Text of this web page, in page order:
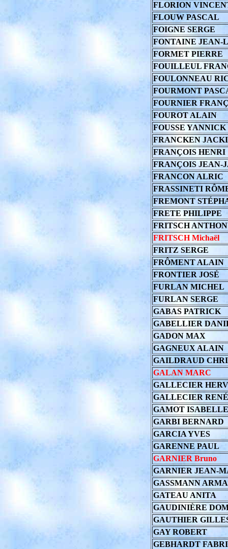
FLORION
FLOUW PASCAL
FOIGNE SERGE
FONTAINE JEAN-
FORMET PIERRE
FOUILLEUL
FOULONNEAU
FOURMONT
FOURNIER
FOUROT ALAIN
FOUSSE YANNICK
FRANCKEN
FRANÇOIS HENRI
FRANÇOIS JEAN-
FRANCON ALRIC
FRASSINETI
FREMONT
FRETE PHILIPPE
FRITSCH
FRITSCH Michaël
FRITZ SERGE
FRÔMENT ALAIN
FRONTIER JOSÉ
FURLAN MICHEL
FURLAN SERGE
GABAS PATRICK
GABELLIER
GADON MAX
GAGNEUX ALAIN
GAILDRAUD
GALAN MARC
GALLECIER
GALLECIER
GAMOT ISABELLE
GARBI BERNARD
GARCIA YVES
GARENNE PAUL
GARNIER Bruno
GARNIER JEAN-
GASSMANN
GATEAU ANITA
GAUDINIÈRE
GAUTHIER
GAY ROBERT
GEBHARDT